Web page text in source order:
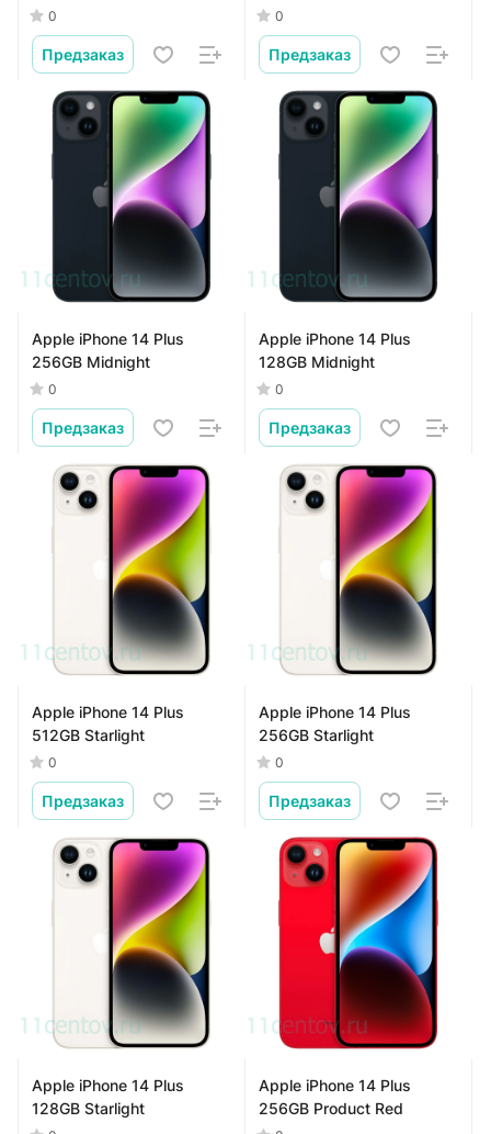
0
Предзаказ
0
Предзаказ
Apple iPhone 14 Plus
256GB Midnight
0
Предзаказ
Apple iPhone 14 Plus
128GB Midnight
0
Предзаказ
Apple iPhone 14 Plus
512GB Starlight
0
Предзаказ
Apple iPhone 14 Plus
256GB Starlight
0
Предзаказ
Apple iPhone 14 Plus
128GB Starlight
Apple iPhone 14 Plus
256GB Product Red